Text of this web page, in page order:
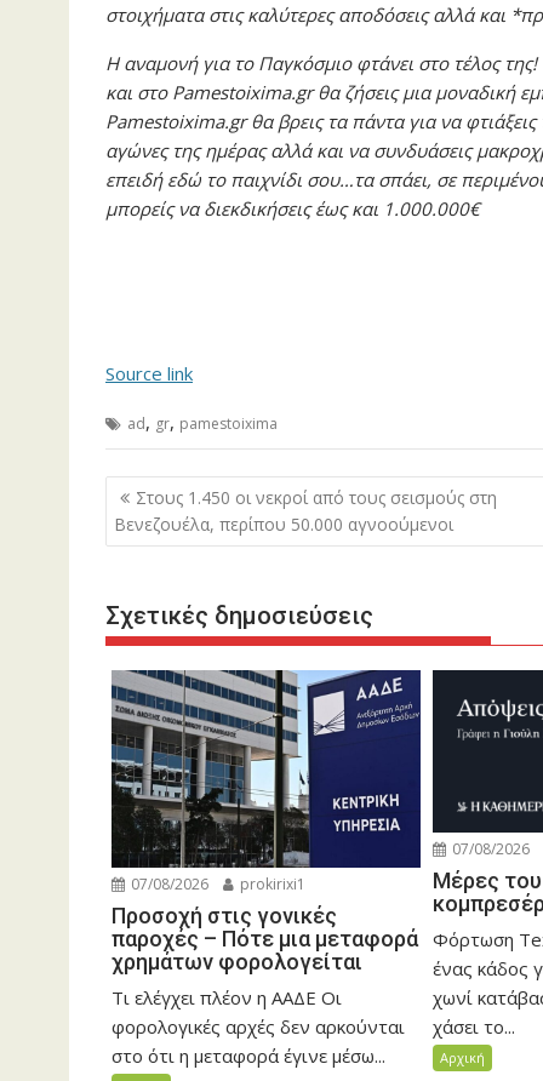
στοιχήματα στις καλύτερες αποδόσεις αλλά και
Η αναμονή για το Παγκόσμιο φτάνει στο τέλος
και στο Pamestoixima.gr θα ζήσεις μια μοναδική
Pamestoixima.gr θα βρεις τα πάντα για να
αγώνες της ημέρας αλλά και να συνδυάσεις
επειδή εδώ το παιχνίδι σου…τα σπάει, σε
μπορείς να διεκδικήσεις έως και 1.000.000€
Source link
ad, gr, pamestoixima
Πλοήγηση
άρθρων
Στους 1.450 οι νεκροί από τους σεισμούς στη
Βενεζουέλα, περίπου 50.000 αγνοούμενοι
Σχετικές δημοσιεύσεις
07/08/2026 prokirixi1
Προσοχή στις γονικές
παροχές – Πότε μια μεταφορά
χρημάτων φορολογείται
Τι ελέγχει πλέον η ΑΑΔΕ Οι
φορολογικές αρχές δεν αρκούνται
στο ότι η μεταφορά έγινε μέσω...
07/08/2026
Μέρες
κομπρεσέρ
Φόρτωση
ένας κάδος
χωνί
χάσει το...
Αρχική